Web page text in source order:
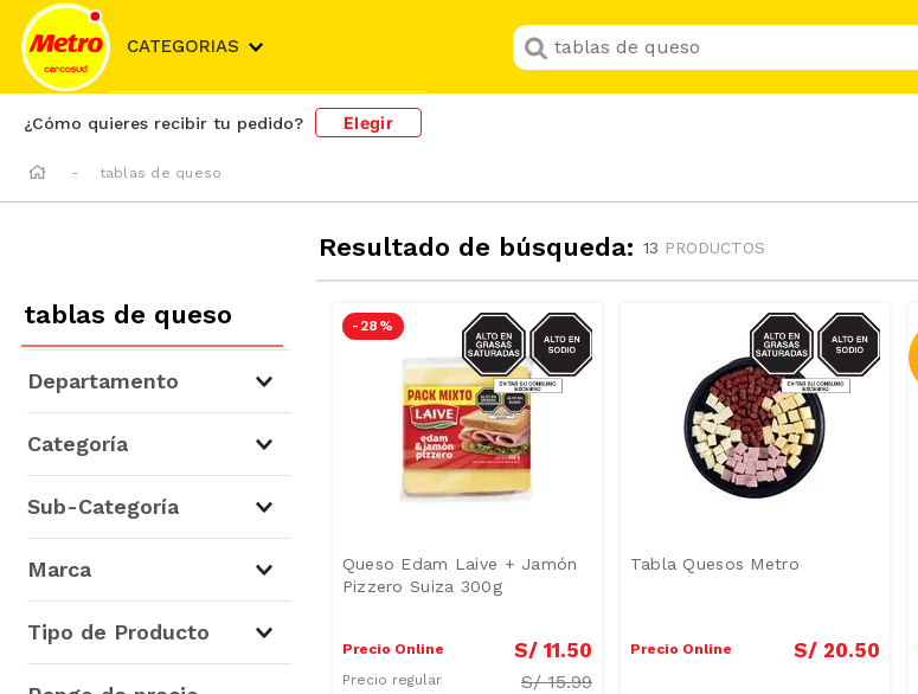
CATEGORIAS
¿Que buscas hoy?
¿Cómo quieres recibir tu pedido? Elegir
tablas de queso
Resultado de búsqueda: 13 PRODUCTOS
tablas de queso
Departamento
Hogar y Bazar
Categoría
)
Sub-Categoría
Marca
Tipo de Producto
-28 %
SODIO/GRASAS-
SAT
Queso Edam Laive + Jamón
Pizzero Suiza 300g
Precio Online S/ 11.50
Precio regular S/15.99
SODIO/GRASAS-
SAT
Tabla Quesos Metro
Precio Online S/ 20.50